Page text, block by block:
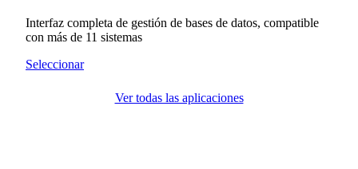
Interfaz completa de gestión de bases de datos, compatible
con más de 11 sistemas
Seleccionar
Ver todas las aplicaciones